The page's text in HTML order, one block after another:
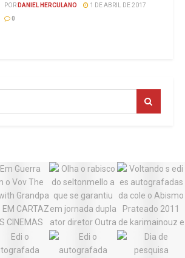
POR DANIEL HERCULANO
1 DE ABRIL DE 2017
0